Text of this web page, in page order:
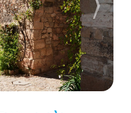
camping Capfun le ofrece la
de esta soleada región,
confortable y un ambiente